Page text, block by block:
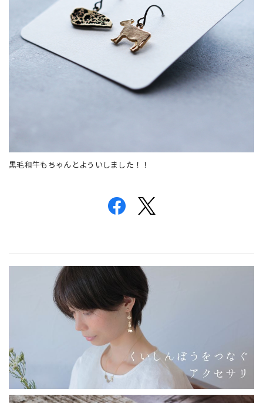
黒毛和牛もちゃんとよういしました！！